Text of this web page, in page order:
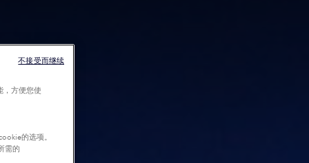
，方便您使
的选项。
需的
不接受而继续